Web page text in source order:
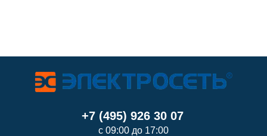
+7 (495) 926 30 07
с 09:00 до 17:00